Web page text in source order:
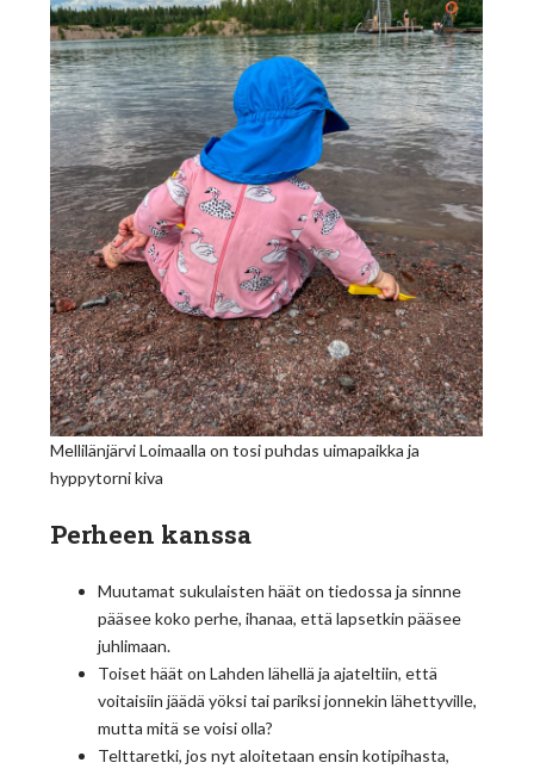
Mellilänjärvi Loimaalla on tosi puhdas uimapaikka ja
hyppytorni kiva
Perheen kanssa
Muutamat sukulaisten häät on tiedossa ja sinnne
pääsee koko perhe, ihanaa, että lapsetkin pääsee
juhlimaan.
Toiset häät on Lahden lähellä ja ajateltiin, että
voitaisiin jäädä yöksi tai pariksi jonnekin lähettyville,
mutta mitä se voisi olla?
Telttaretki, jos nyt aloitetaan ensin kotipihasta,